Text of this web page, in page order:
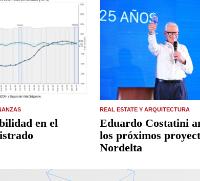
en el
REAL ESTATE Y ARQUITECTURA
Eduardo Costatini
los próximos
Nordelta